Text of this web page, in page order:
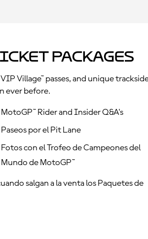
Packages
Village™ passes, and unique
ever before.
MotoGP™ Rider and Insider Q&A's
Paseos por el Pit Lane
Fotos con el Trofeo de Campeones del
Mundo de MotoGP™
salgan a la venta los Paquetes de